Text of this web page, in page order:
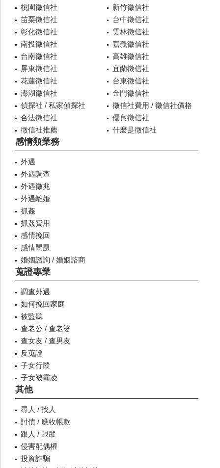
桃園徵信社
新竹徵信社
苗栗徵信社
台中徵信社
彰化徵信社
雲林徵信社
南投徵信社
嘉義徵信社
台南徵信社
高雄徵信社
屏東徵信社
宜蘭徵信社
花蓮徵信社
台東徵信社
澎湖徵信社
金門徵信社
偵探社 / 私家偵探社
徵信社費用 / 徵信社價格
合法徵信社
優良徵信社
徵信社推薦
什麼是徵信社
感情類業務
外遇
外遇調查
外遇徵兆
外遇離婚
抓姦
抓姦費用
感情挽回
感情問題
婚姻諮詢 / 婚姻諮商
蒐證專業
調查外遇
如何挽回家庭
被監聽
查老公 / 查老婆
查女友 / 查男友
反蒐證
子女行蹤
子女被霸凌
其他
尋人 / 找人
討債 / 應收帳款
跟人 / 跟蹤
侵害配偶權
投資詐騙